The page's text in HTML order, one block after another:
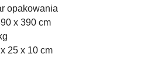
opakowania
x 390 cm
25 x 10 cm